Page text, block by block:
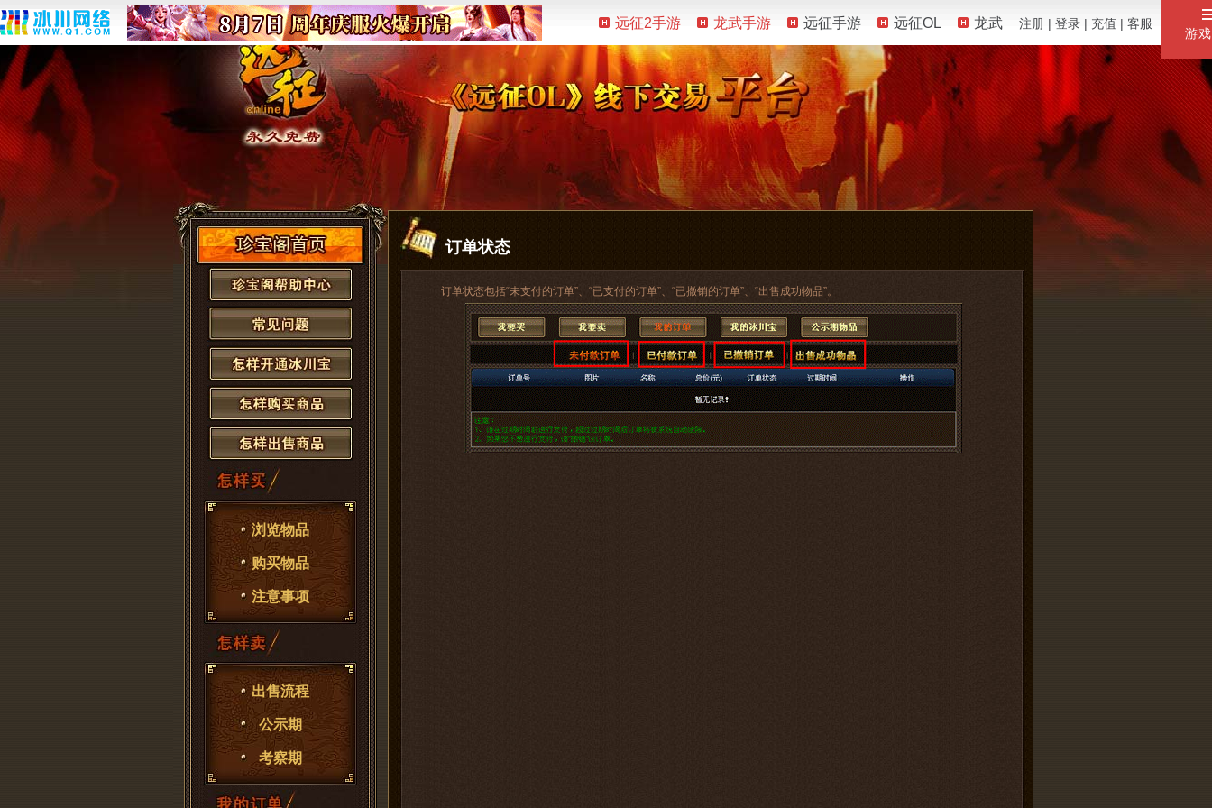
游
远征2手游 龙武手游 远征手游 远征OL 龙武 注册 | 登录 | 充值 | 客服
浏览物品
购买物品
注意事项
出售流程
公示期
考察期
订单状态
订单状态包括“未支付的订单”、“已支付的订单”、“已撤销的订单”、“出售成功物品”。